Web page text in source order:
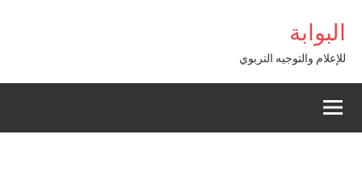
contenu
البوابة
للإعلام والتوجيه التربوي